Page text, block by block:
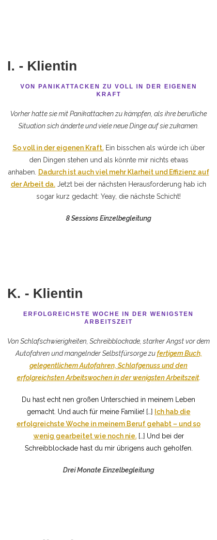
I. - Klientin
VON PANIKATTACKEN ZU VOLL IN DER EIGENEN
KRAFT
Vorher hatte sie mit Panikattacken zu kämpfen, als ihre berufliche
Situation sich änderte und viele neue Dinge auf sie zukamen.
So voll in der eigenen Kraft.Ein bisschen als würde ich über
den Dingen stehen und als könnte mir nichts etwas
anhaben.
Dadurch ist auch viel mehr Klarheit und Effizienz auf
der Arbeit da. Jetzt bei der nächsten Herausforderung hab ich
sogar kurz gedacht: Yeay, die nächste Schicht!
8 Sessions Einzelbegleitung
K. - Klientin
ERFOLGREICHSTE WOCHE IN DER WENIGSTEN
ARBEITSZEIT
Von Schlafschwierigkeiten, Schreibblockade, starker Angst vor dem
Autofahren und mangelnder Selbstfürsorge zufertigem Buch,
gelegentlichem Autofahren, Schlafgenuss und den
erfolgreichsten Arbeitswochen in der wenigsten Arbeitszeit.
Du hast echt nen großen Unterschied in meinem Leben
gemacht. Und auch für meine Familie! […]
Ich hab die
erfolgreichste Woche in meinem Beruf gehabt – und so
wenig gearbeitet wie noch nie.[…] Und bei der
Schreibblockade hast du mir übrigens auch geholfen.
Drei Monate Einzelbegleitung